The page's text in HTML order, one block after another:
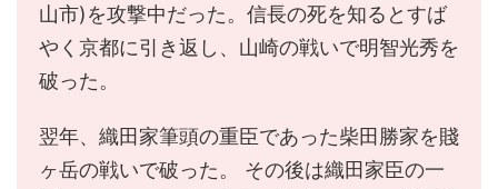
山市)を攻撃中だった。信長の死を知るとすば
やく京都に引き返し、山崎の戦いで明智光秀を
破った。
翌年、織田家筆頭の重臣であった柴田勝家を賤
ヶ岳の戦いで破った。 その後は織田家臣の一